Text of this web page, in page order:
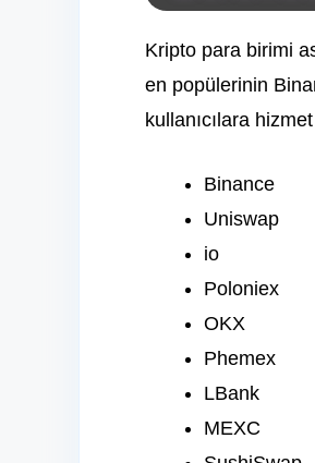
Kripto para birimi
en popülerinin
kullanıcılara
Binance
Uniswap
io
Poloniex
OKX
Phemex
LBank
MEXC